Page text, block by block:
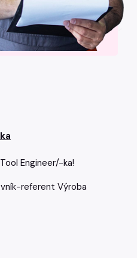
Engineer/-ka!
referent Výroba